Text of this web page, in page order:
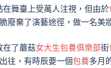
舞臺上受萬人注視，但由於
廢棄了演藝途徑，做一名美
在了蘑菇女大生包養俱樂部街
往，有時辰要一個包養多月